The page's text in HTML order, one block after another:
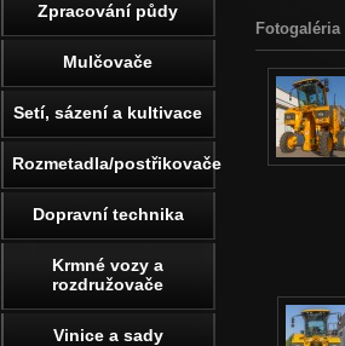
Fotogaléria
Zpracování půdy
Mulčovače
Setí, sázení a kultivace
Rozmetadla/postřikovače
Dopravní technika
Krmné vozy a
rozdružovače
Vinice a sady